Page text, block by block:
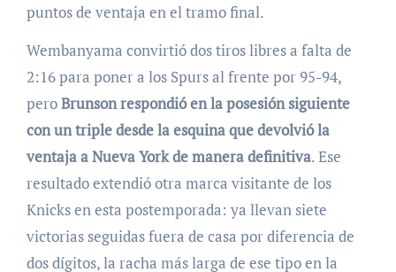
puntos de ventaja en el tramo final.
Wembanyama convirtió dos tiros libres a falta de
2:16 para poner a los Spurs al frente por 95-94,
peroBrunson respondió en la posesión siguiente
con un triple desde la esquina que devolvió la
ventaja a Nueva York de manera definitiva. Ese
resultado extendió otra marca visitante de los
Knicks en esta postemporada: ya llevan siete
victorias seguidas fuera de casa por diferencia de
dos dígitos, la racha más larga de ese tipo en la